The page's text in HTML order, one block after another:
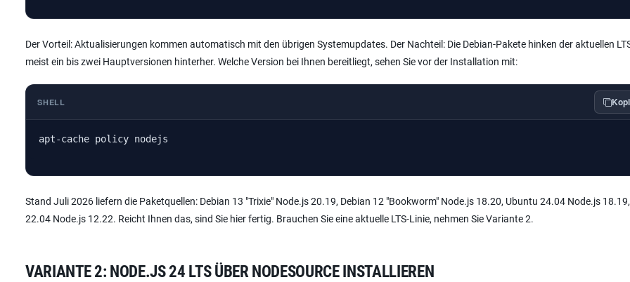
Der Vorteil: Aktualisierungen kommen automatisch mit den übrigen Systemupdates. Der Nachteil: Die Debian-Pakete hinken der aktuellen
meist ein bis zwei Hauptversionen hinterher. Welche Version bei Ihnen bereitliegt, sehen Sie vor der Installation mit:
SHELL
apt-cache policy nodejs
Stand Juli 2026 liefern die Paketquellen: Debian 13 "Trixie" Node.js 20.19, Debian 12 "Bookworm" Node.js 18.20, Ubuntu 24.04 Node.js
22.04 Node.js 12.22. Reicht Ihnen das, sind Sie hier fertig. Brauchen Sie eine aktuelle LTS-Linie, nehmen Sie Variante 2.
VARIANTE 2: NODE.JS 24 LTS ÜBER NODESOURCE INSTALLIEREN